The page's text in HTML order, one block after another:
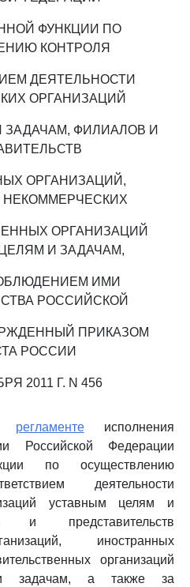
ФУНКЦИИ ПО
КОНТРОЛЯ
ДЕЯТЕЛЬНОСТИ
ОРГАНИЗАЦИЙ
ФИЛИАЛОВ И
ОРГАНИЗАЦИЙ,
ОРГАНИЗАЦИЙ
И ЗАДАЧАМ,
ИМИ
РОССИЙСКОЙ
ПРИКАЗОМ
РОССИИ
2011 Г. N 456
регламентеисполнения
Российской Федерации
по осуществлению
деятельности
уставным целям и
и представительств
иностранных
организаций
задачам, а также за